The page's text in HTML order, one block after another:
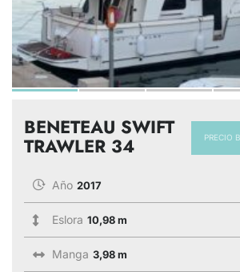
PRECIO
BENETEAU SWIFT
TRAWLER 34
Año 2017
Eslora 10,98 m
Manga 3,98 m